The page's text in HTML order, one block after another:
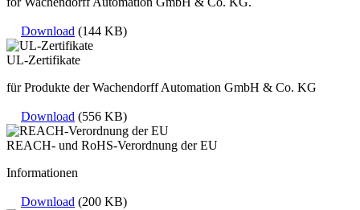
Download (144 KB)
UL-Zertifikate
für Produkte der Wachendorff Automation GmbH & Co. KG
Download (556 KB)
REACH- und RoHS-Verordnung der EU
Informationen
Download (200 KB)